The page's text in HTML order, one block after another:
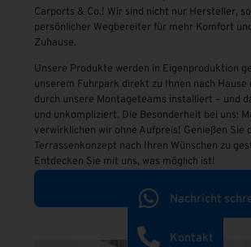
Carports & Co.! Wir sind nicht nur Hersteller,
persönlicher Wegbereiter für mehr Komfort
Zuhause.
Unsere Produkte werden in Eigenproduktion
unserem Fuhrpark direkt zu Ihnen nach Hause
durch unsere Montageteams installiert – und
und unkompliziert. Die Besonderheit bei uns:
verwirklichen wir ohne Aufpreis! Genießen Sie
Terrassenkonzept nach Ihren Wünschen zu
Entdecken Sie mit uns, was möglich ist!
Mehr erfahren
Nachricht
Kontakt